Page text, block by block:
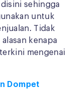
sehingga
untuk
Tidak
kenapa
mengenai
Dompet